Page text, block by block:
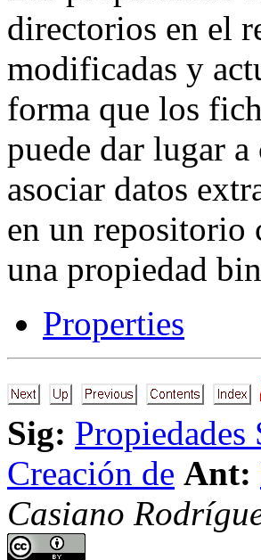
directorios en el
modificadas y
forma que los
puede dar lugar
asociar datos
en un repositorio
una propiedad
Properties
Sig: Propiedades
Creación de Ant:
Casiano